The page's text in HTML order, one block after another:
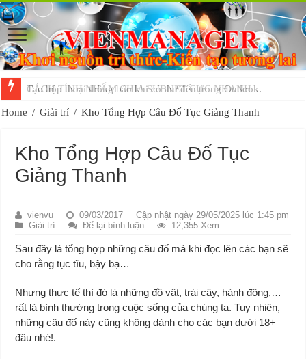
Tạo hộp thoại thông báo khi có thư đến trong Outlook.
Home / Giải trí / Kho Tổng Hợp Câu Đố Tục Giảng Thanh
Kho Tổng Hợp Câu Đố Tục
Giảng Thanh
vienvu 09/03/2017
Cập nhật ngày 29/05/2025 lúc 1:45 pm
Giải trí
Để lại bình luận 12,355 Xem
Sau đây là tổng hợp những câu đố mà khi đọc lên các bạn sẽ
cho rằng tục tĩu, bậy bạ…
Nhưng thực tế thì đó là những đồ vật, trái cây, hành động,…
rất là bình thường trong cuộc sống của chúng ta. Tuy nhiên,
những câu đố này cũng không dành cho các bạn dưới 18+
đâu nhé!.